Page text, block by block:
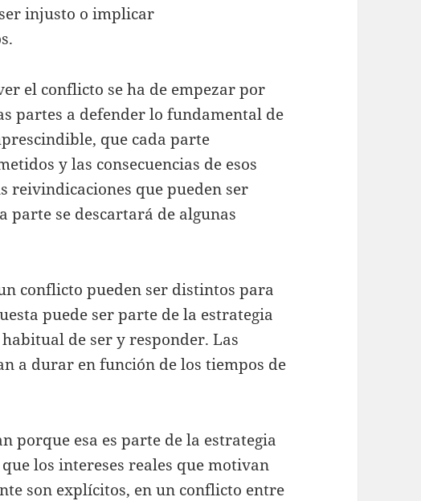
injusto o implicar
el conflicto se ha de empezar por
partes a defender lo fundamental de
que cada parte
y las consecuencias de esos
reivindicaciones que pueden ser
parte se descartará de algunas
conflicto pueden ser distintos para
puede ser parte de la estrategia
de ser y responder. Las
a durar en función de los tiempos de
porque esa es parte de la estrategia
los intereses reales que motivan
son explícitos, en un conflicto entre